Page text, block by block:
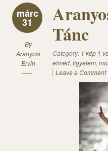
márc
31
By
Aranyosi
Ervin
Tánc
Category: 1 kép 1
elméd, figyelem,
Leave a Comment